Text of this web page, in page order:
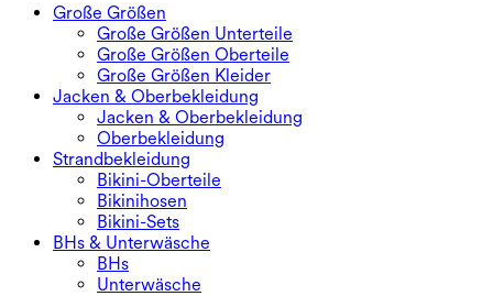
Große Größen
Große Größen Unterteile
Große Größen Oberteile
Große Größen Kleider
Jacken & Oberbekleidung
Jacken & Oberbekleidung
Oberbekleidung
Strandbekleidung
Bikini-Oberteile
Bikinihosen
Bikini-Sets
BHs & Unterwäsche
BHs
Unterwäsche